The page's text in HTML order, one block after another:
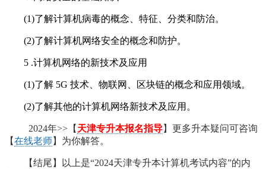
(1)了解计算机病毒的概念、特征、分类和防治。
(2)了解计算机网络安全的概念和防护。
5 .计算机网络的新技术及应用
(1)了解 5G 技术、物联网、区块链的概念和应用领域。
(2)了解其他的计算机网络新技术及应用。
2024年>>【 天津专升本报名指导】更多升本疑问可咨询
【在线老师】为你解答。
【结尾】以上是“2024天津专升本计算机考试内容”的内